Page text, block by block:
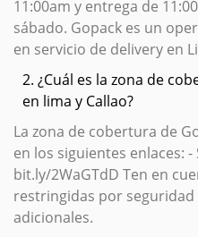
11:00am y entrega de
sábado. Gopack es un
en servicio de delivery en
2. ¿Cuál es la zona de
en lima y Callao?
La zona de cobertura de
en los siguientes enlaces: -
bit.ly/2WaGTdD Ten en
restringidas por seguridad
adicionales.